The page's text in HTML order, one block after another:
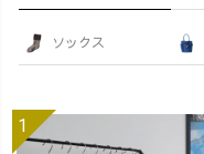
ソックス